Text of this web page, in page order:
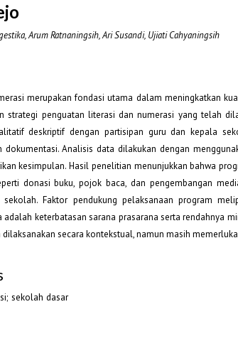
Arum Ratnaningsih, Ari Susandi, Ujiati Cahyaningsih
merupakan fondasi utama dalam meningkatkan
strategi penguatan literasi dan numerasi yang telah
deskriptif dengan partisipan guru dan kepala
dokumentasi. Analisis data dilakukan dengan
kesimpulan. Hasil penelitian menunjukkan bahwa
donasi buku, pojok baca, dan pengembangan
sekolah. Faktor pendukung pelaksanaan program
adalah keterbatasan sarana prasarana serta rendahnya
secara kontekstual, namun masih
sekolah dasar